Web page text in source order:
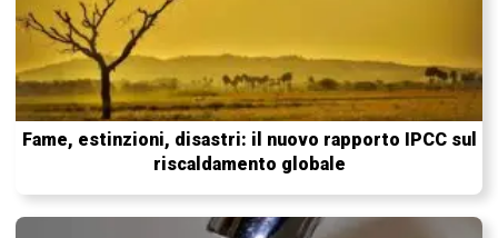
Fame, estinzioni, disastri: il nuovo rapporto IPCC sul
riscaldamento globale